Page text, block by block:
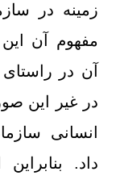
زمینه در
مفهوم آن
آن در
در غیر این
انسانی
داد.